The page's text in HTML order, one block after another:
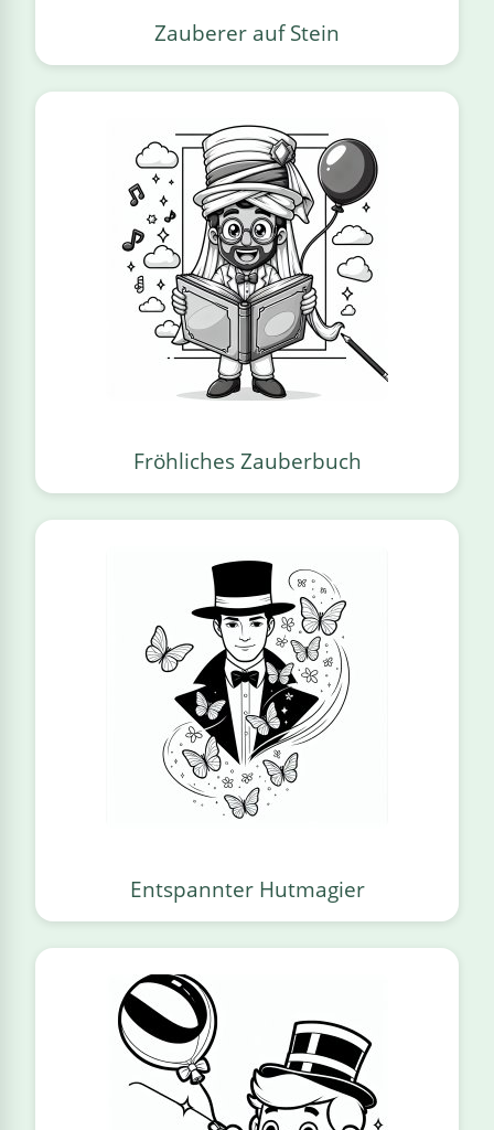
Zauberer auf Stein
Fröhliches Zauberbuch
Entspannter Hutmagier